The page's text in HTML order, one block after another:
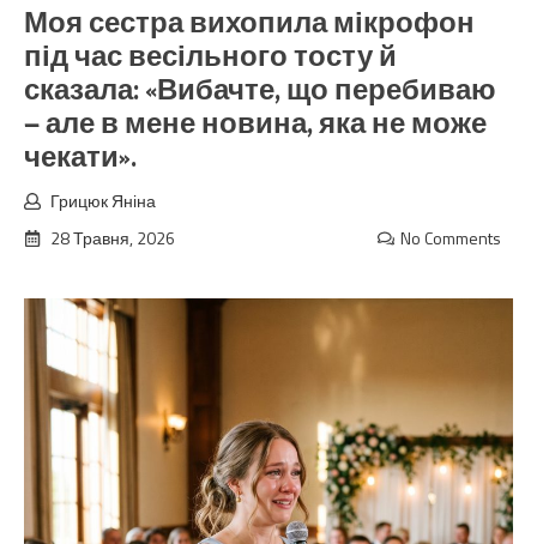
Моя сестра вихопила мікрофон
під час весільного тосту й
сказала: «Вибачте, що перебиваю
— але в мене новина, яка не може
чекати».
Грицюк Яніна
28 Травня, 2026
No Comments